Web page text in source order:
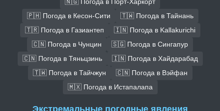
🇵🇭 Погода в Кесон-Сити
🇹🇼 Погода в Тайнань
🇹🇷 Погода в Газиантеп
🇮🇳 Погода в Kallakurichi
🇨🇳 Погода в Чунцин
🇸🇬 Погода в Сингапур
🇨🇳 Погода в Тяньцзинь
🇮🇳 Погода в Хайдарабад
🇹🇼 Погода в Тайчжун
🇨🇳 Погода в Вэйфан
🇲🇽 Погода в Истапалапа